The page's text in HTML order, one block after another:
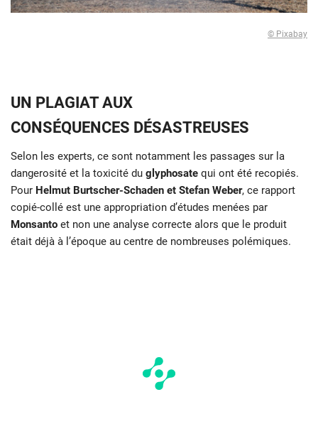
© Pixabay
UN PLAGIAT AUX
CONSÉQUENCES DÉSASTREUSES
Selon les experts, ce sont notamment les passages sur la
dangerosité et la toxicité du glyphosate qui ont été recopiés.
Pour Helmut Burtscher-Schaden et Stefan Weber, ce rapport
copié-collé est une appropriation d’études menées par
Monsanto et non une analyse correcte alors que le produit
était déjà à l’époque au centre de nombreuses polémiques.